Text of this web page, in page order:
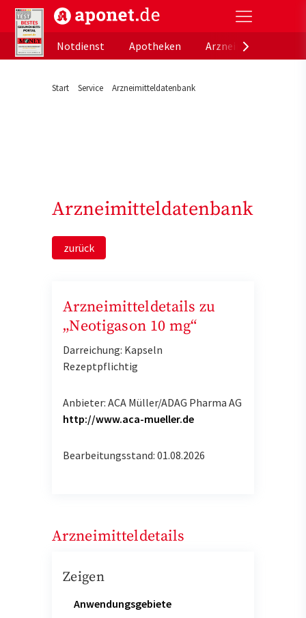
aponet.de - Das offizielle Gesundheitsportal der
Notdienst
Apotheken
Start Service Arzneimitteldatenbank
Arzneimitteldatenbank
zurück
Arzneimitteldetails zu
„Neotigason 10 mg“
Darreichung: Kapseln
Rezeptpflichtig
Anbieter: ACA Müller/ADAG Pharma AG
http://www.aca-mueller.de
Bearbeitungsstand: 01.08.2026
Arzneimitteldetails
Zeigen
Anwendungsgebiete